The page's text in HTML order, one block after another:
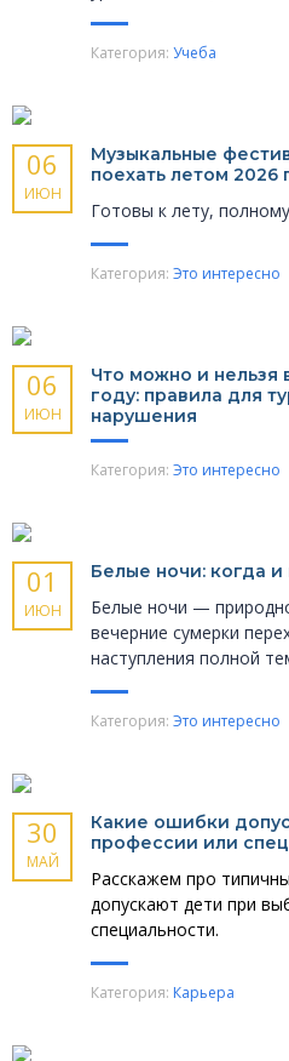
Категория: Учеба
06
ИЮН
Музыкальные
поехать летом 2026
Готовы к лету,
Категория: Это интересно
06
ИЮН
Что можно и нельзя
году: правила для
нарушения
Категория: Это интересно
01
ИЮН
Белые ночи: когда
Белые ночи —
вечерние сумерки
наступления полной
Категория: Это интересно
30
МАЙ
Какие ошибки
профессии или
Расскажем про
допускают дети при
специальности.
Категория: Карьера